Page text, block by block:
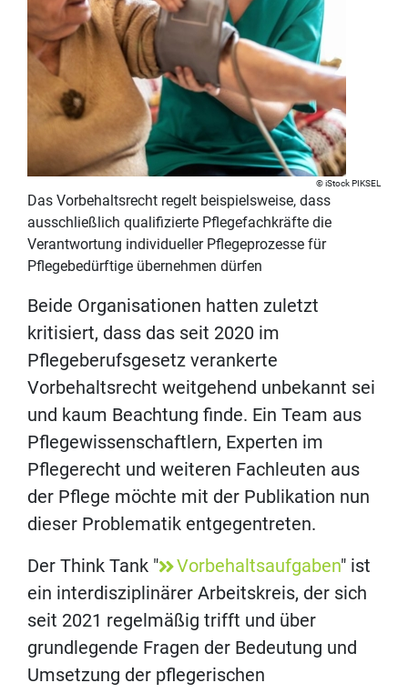
iStock PIKSEL
Das Vorbehaltsrecht regelt beispielsweise, dass
ausschließlich qualifizierte Pflegefachkräfte die
Verantwortung individueller Pflegeprozesse für
Pflegebedürftige übernehmen dürfen
Beide Organisationen hatten zuletzt
kritisiert, dass das seit 2020 im
Pflegeberufsgesetz verankerte
Vorbehaltsrecht weitgehend unbekannt sei
und kaum Beachtung finde. Ein Team aus
Pflegewissenschaftlern, Experten im
Pflegerecht und weiteren Fachleuten aus
der Pflege möchte mit der Publikation nun
dieser Problematik entgegentreten.
Der Think Tank "
Vorbehaltsaufgaben" ist
ein interdisziplinärer Arbeitskreis, der sich
seit 2021 regelmäßig trifft und über
grundlegende Fragen der Bedeutung und
Umsetzung der pflegerischen